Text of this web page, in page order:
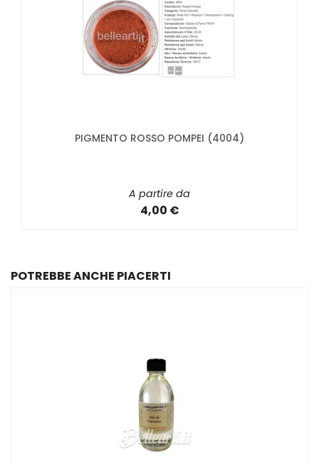
PIGMENTO ROSSO POMPEI (4004)
A partire da
4,00 €
POTREBBE ANCHE PIACERTI